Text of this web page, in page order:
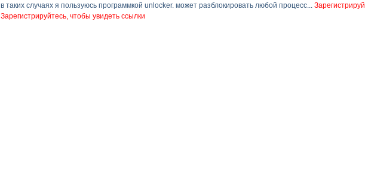
в таких случаях я пользуюсь программкой unlocker. может разблокировать любой процесс...
Зарегистрируйтесь, чтобы увидеть ссылки